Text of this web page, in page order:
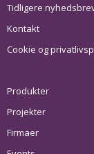
Tidligere
Kontakt
Cookie og
Produkter
Projekter
Firmaer